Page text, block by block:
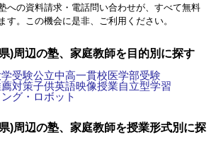
への資料請求・電話問い合わせが、すべて無料
す。この機会に是非、ご利用ください。
)周辺の塾、家庭教師を目的別に探す
受験公立中高一貫校医学部受験
対策子供英語映像授業自立型学習
グ・ロボット
)周辺の塾、家庭教師を授業形式別に探